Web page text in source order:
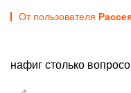
От пользователя
нафиг столько